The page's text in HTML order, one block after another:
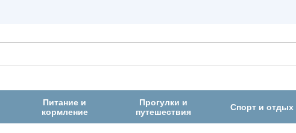
Питание и
кормление
Прогулки и
путешествия
Спорт и отдых